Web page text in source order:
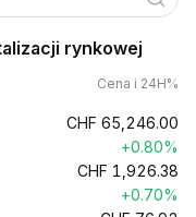
rynkowej
Cena i 24H%
CHF 65,246.00
+0.80%
CHF 1,926.38
+0.70%